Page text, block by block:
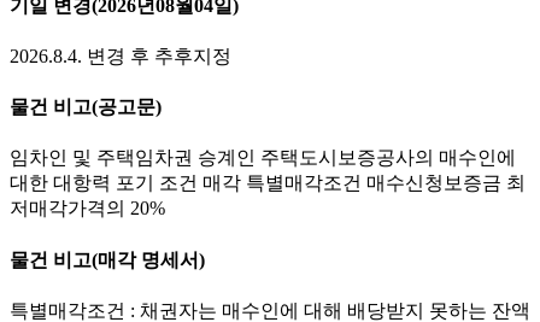
기일 변경(2026년08월04일)
2026.8.4. 변경 후 추후지정
물건 비고(공고문)
임차인 및 주택임차권 승계인 주택도시보증공사의 매수인에
대한 대항력 포기 조건 매각 특별매각조건 매수신청보증금 최
저매각가격의 20%
물건 비고(매각 명세서)
특별매각조건 : 채권자는 매수인에 대해 배당받지 못하는 잔액